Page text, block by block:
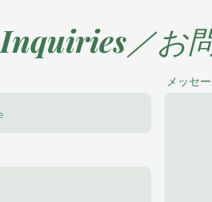
Inquiries／お
メッセ